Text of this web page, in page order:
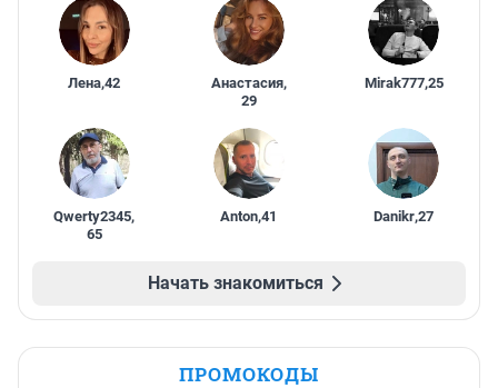
Лена,42 Анастасия,
29
Mirak777,25
Qwerty2345,
65
Anton,41 Danikr,27
Начать знакомиться
ПРОМОКОДЫ